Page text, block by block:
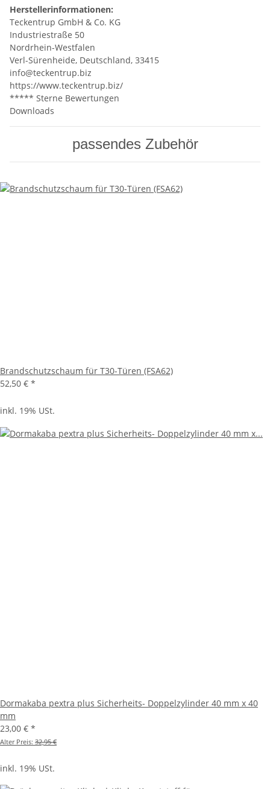
Herstellerinformationen:
Teckentrup GmbH & Co. KG
Industriestraße 50
Nordrhein-Westfalen
Verl-Sürenheide, Deutschland, 33415
info@teckentrup.biz
https://www.teckentrup.biz/
***** Sterne Bewertungen
Downloads
passendes Zubehör
Brandschutzschaum für T30-Türen (FSA62)
52,50 € *
inkl. 19% USt.
Dormakaba pextra plus Sicherheits- Doppelzylinder 40 mm x 40
mm
23,00 € *
Alter Preis: 32,95 €
inkl. 19% USt.